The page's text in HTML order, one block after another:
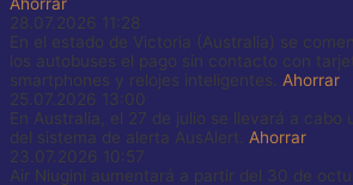
28.07.2026 11:28
En el estado de Victoria (Australia) se
los autobuses el pago sin contacto con
smartphones y relojes inteligentes.
Ahorrar
25.07.2026 13:00
En Australia, el 27 de julio se llevará a cabo
del sistema de alerta AusAlert.
Ahorrar
23.07.2026 10:57
Air Niugini aumentará a partir del 30 de